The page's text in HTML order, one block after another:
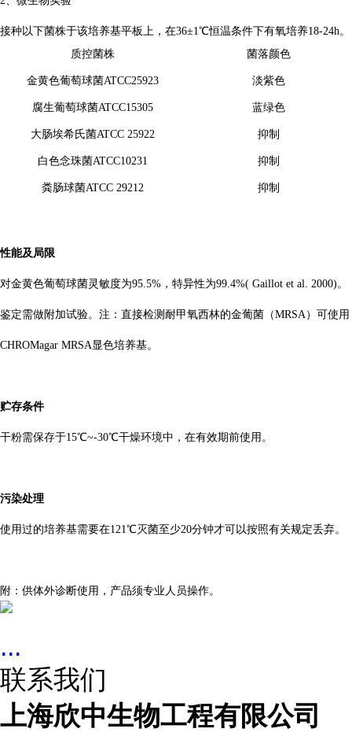
接种以下菌株于该培养基平板上，在36±1℃恒温条件下有氧培养18-24h。
质控菌株
菌落颜色
金黄色葡萄球菌ATCC25923 淡紫色
腐生葡萄球菌ATCC15305 蓝绿色
大肠埃希氏菌ATCC 25922 抑制
白色念珠菌ATCC10231 抑制
粪肠球菌ATCC 29212 抑制
性能及局限
对金黄色葡萄球菌灵敏度为95.5%，特异性为99.4%( Gaillot et al. 2000)。
鉴定需做附加试验。注：直接检测耐甲氧西林的金葡菌（MRSA）可使用
CHROMagar MRSA显色培养基。
贮存条件
干粉需保存于15℃~-30℃干燥环境中，在有效期前使用。
污染处理
使用过的培养基需要在121℃灭菌至少20分钟才可以按照有关规定丢弃。
附：供体外诊断使用，产品须专业人员操作。
...
联系我们
上海欣中生物工程有限公司